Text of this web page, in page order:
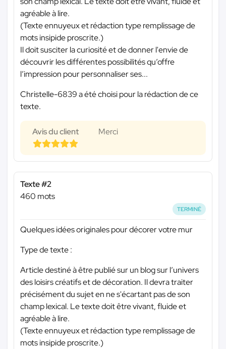
agréable à lire.
(Texte ennuyeux et rédaction type remplissage de
mots insipide proscrite.)
Il doit susciter la curiosité et de donner l'envie de
découvrir les différentes possibilités qu’offre
l’impression pour personnaliser ses...
Christelle-6839 a été choisi pour la rédaction de ce
texte.
Avis du client Merci
Texte #2
460 mots
TERMINÉ
Quelques idées originales pour décorer votre mur
Type de texte :
Article destiné à être publié sur un blog sur l’univers
des loisirs créatifs et de décoration. Il devra traiter
précisément du sujet en ne s'écartant pas de son
champ lexical. Le texte doit être vivant, fluide et
agréable à lire.
(Texte ennuyeux et rédaction type remplissage de
mots insipide proscrite.)